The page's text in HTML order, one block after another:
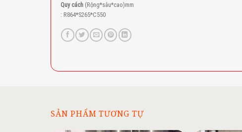
Quy cách (Rộng*sâu*cao)mm
: R864*S265*C550
SẢN PHẨM TƯƠNG TỰ